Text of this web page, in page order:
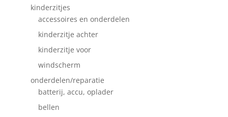
kinderzitjes
accessoires en onderdelen
kinderzitje achter
kinderzitje voor
windscherm
onderdelen/reparatie
batterij, accu, oplader
bellen